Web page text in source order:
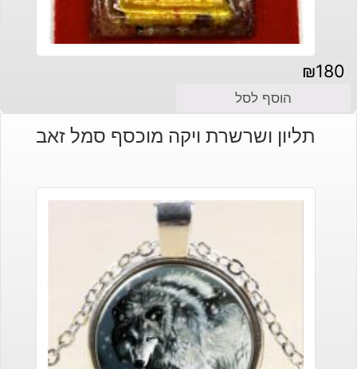
₪180
הוסף לסל
תליון ושרשרת ויקה מוכסף סמל זאב